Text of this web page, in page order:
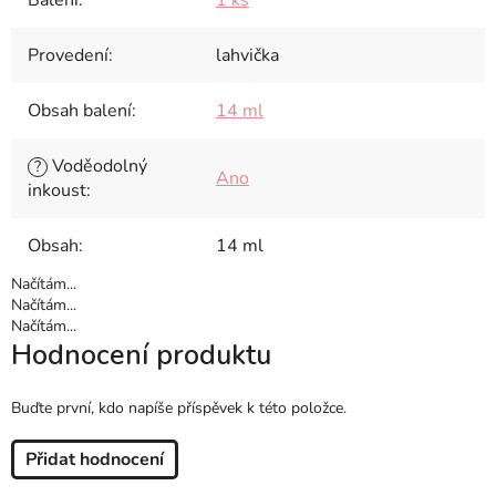
Provedení: lahvička
Obsah balení: 14 ml
? Voděodolný
inkoust: Ano
Obsah: 14 ml
Načítám...
Načítám...
Načítám...
Hodnocení produktu
Buďte první, kdo napíše příspěvek k této položce.
Přidat hodnocení